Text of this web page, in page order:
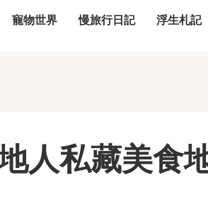
寵物世界 慢旅行日記 浮生札記
人私藏美食